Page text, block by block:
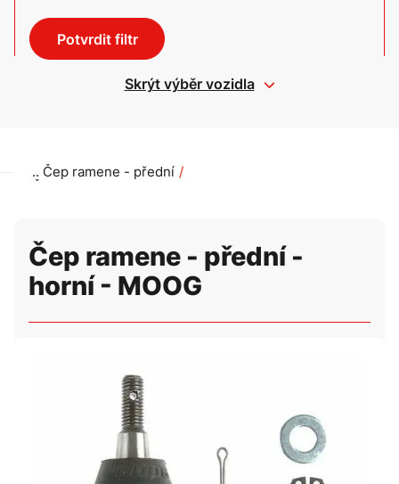
Potvrdit filtr
Skrýt výběr vozidla
Čep ramene - přední
Čep ramene - přední - horní - MOOG
Čep ramene - přední -
horní - MOOG